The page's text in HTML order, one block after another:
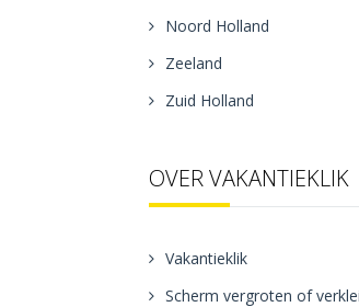
Noord Holland
Zeeland
Zuid Holland
OVER VAKANTIEKLIK
Vakantieklik
Scherm vergroten of